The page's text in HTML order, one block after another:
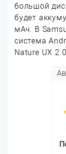
большой
будет
мАч. В
система
Nature UX